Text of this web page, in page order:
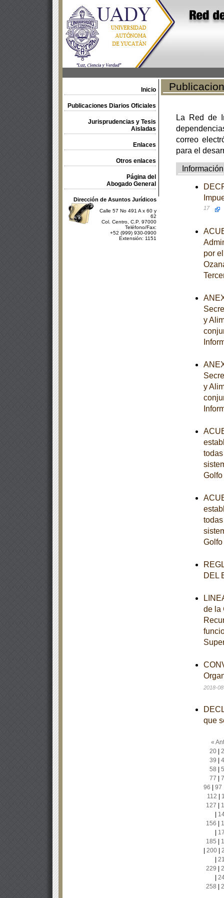
Inicio
Publicaciones Diarios Oficiales
Jurisprudencias y Tesis
Aisladas
Enlaces
Otros enlaces
Página del
Abogado General
Dirección de Asuntos Jurídicos
Calle 57 No 491 A x 60 y
62
Col. Centro, C.P. 97000
Teléfono/Fax:
+52 (999) 930-0900
Extensión: 1151
La Red de
correo
para el
Información
17
por
y
y
DEL
de la
2018-
que
«
20|
39
58
77
96
97
112
127
156
185
200|
229
258